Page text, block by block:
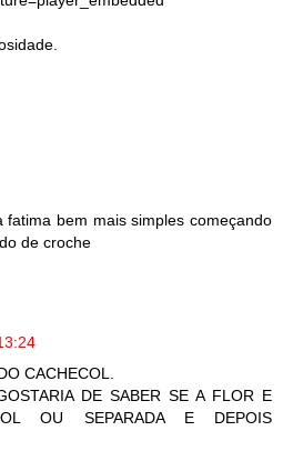
fatima bem mais simples começando
de croche
CACHECOL.
DE SABER SE A FLOR E
OU SEPARADA E DEPOIS